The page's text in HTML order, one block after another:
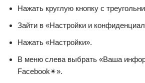
Нажать круглую кнопку с
Зайти в «Настройки и
Нажать «Настройки».
В меню слева выбрать «Ваша
Facebook✴».